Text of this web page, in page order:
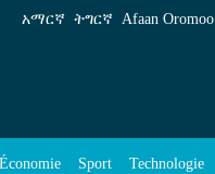
አማርኛ ትግርኛ Afaan Oromoo
Économie Sport Technologie